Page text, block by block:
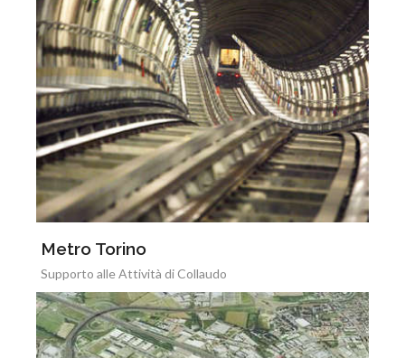
Metro Torino
Supporto alle Attività di Collaudo